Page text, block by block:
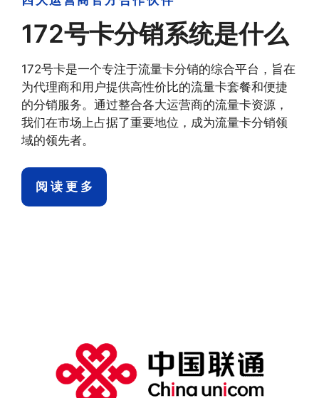
172号卡分销系统是什么
172号卡是一个专注于流量卡分销的综合平台，旨在
为代理商和用户提供高性价比的流量卡套餐和便捷
的分销服务。通过整合各大运营商的流量卡资源，
我们在市场上占据了重要地位，成为流量卡分销领
域的领先者。
阅 读 更 多